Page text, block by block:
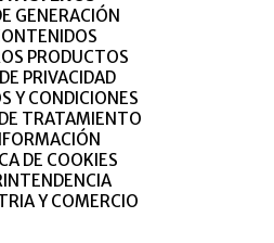
GENERACIÓN
PRODUCTOS
PRIVACIDAD
Y CONDICIONES
TRATAMIENTO
DE COOKIES
Y COMERCIO